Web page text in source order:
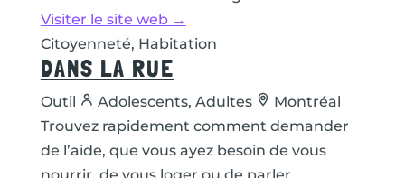
Visiter le site web →
Citoyenneté, Habitation
DANS LA RUE
Outil Adolescents, Adultes
Montréal
Trouvez rapidement comment demander
de l’aide, que vous ayez besoin de vous